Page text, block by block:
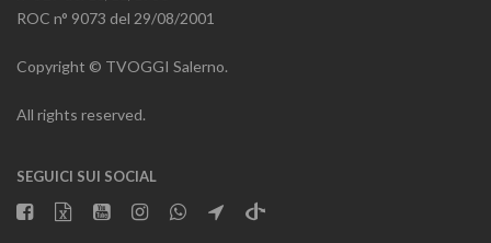
ROC n° 9073 del 29/08/2001
Copyright © TVOGGI Salerno.
All rights reserved.
SEGUICI SUI SOCIAL